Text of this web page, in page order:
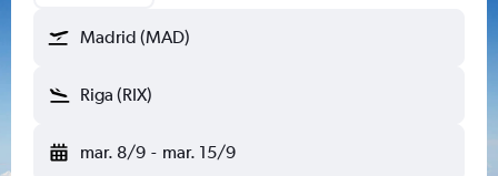
Madrid (MAD)
Riga (RIX)
mar. 8/9 - mar. 15/9